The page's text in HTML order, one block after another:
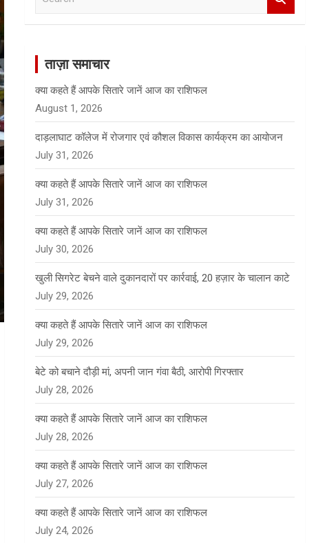
ताज़ा समाचार
क्या कहते हैं आपके सितारे जानें आज का राशिफल
August 1, 2026
दाड़लाघाट कॉलेज में रोजगार एवं कौशल विकास कार्यक्रम का आयोजन
July 31, 2026
क्या कहते हैं आपके सितारे जानें आज का राशिफल
July 31, 2026
क्या कहते हैं आपके सितारे जानें आज का राशिफल
July 30, 2026
खुली सिगरेट बेचने वाले दुकानदारों पर कार्रवाई, 20 हज़ार के चालान काटे
July 29, 2026
क्या कहते हैं आपके सितारे जानें आज का राशिफल
July 29, 2026
बेटे को बचाने दौड़ी मां, अपनी जान गंवा बैठी, आरोपी गिरफ्तार
July 28, 2026
क्या कहते हैं आपके सितारे जानें आज का राशिफल
July 28, 2026
क्या कहते हैं आपके सितारे जानें आज का राशिफल
July 27, 2026
क्या कहते हैं आपके सितारे जानें आज का राशिफल
July 24, 2026